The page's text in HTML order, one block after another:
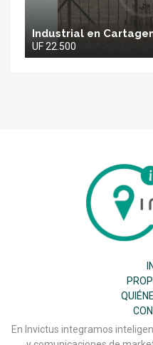
Industrial en
UF 22.500
Inmobiliaria
Invictus
En Invictus integramos